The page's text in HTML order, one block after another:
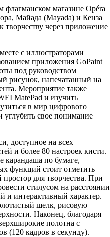
магазине Opéra
Майада (Mayada) и Кенза
творчеству через приложение
с иллюстраторами
приложения GoPaint
под руководством
рисунок, напечатанный на
Мероприятие также
MatePad и изучить
в мир цифрового
свое понимание
доступное на всех
и более 80 настроек кисти.
карандаша по бумаге,
функций стоит отметить
для творчества. При
стилусом на расстоянии
и интерактивный характер.
шелк, рисовую
Наконец, благодаря
полотна с
(120 кадров в секунду).